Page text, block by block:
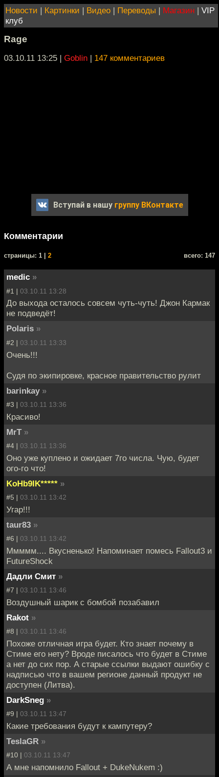
Новости | Картинки | Видео | Переводы | Магазин | VIP
клуб
Rage
03.10.11 13:25 | Goblin | 147 комментариев
Вступай в нашу группу ВКонтакте
Комментарии
cтраницы: 1 | 2 всего: 147
medic »
#1 | 03.10.11 13:28
До выхода осталось совсем чуть-чуть! Джон Кармак
не подведёт!
Polaris »
#2 | 03.10.11 13:33
Очень!!!
Судя по экипировке, красное правительство рулит
barinkay »
#3 | 03.10.11 13:36
Красиво!
MrT »
#4 | 03.10.11 13:36
Оно уже куплено и ожидает 7го числа. Чую, будет
ого-го что!
KoHb9IK***** »
#5 | 03.10.11 13:42
Угар!!!
taur83 »
#6 | 03.10.11 13:42
Ммммм.... Вкусненько! Напоминает помесь Fallout3 и
FutureShock
Дадли Смит »
#7 | 03.10.11 13:46
Воздушный шарик с бомбой позабавил
Rakot »
#8 | 03.10.11 13:46
Похоже отличная игра будет. Кто знает почему в
Стиме его нету? Вроде писалось что будет в Стиме
а нет до сих пор. А старые ссылки выдают ошибку с
надписью что в вашем регионе данный продукт не
доступен (Литва).
DarkSneg »
#9 | 03.10.11 13:47
Какие требования будут к кампутеру?
TeslaGR »
#10 | 03.10.11 13:47
А мне напомнило Fallout + DukeNukem :)